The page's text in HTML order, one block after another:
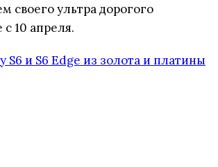
своего ультра дорогого
10 апреля.